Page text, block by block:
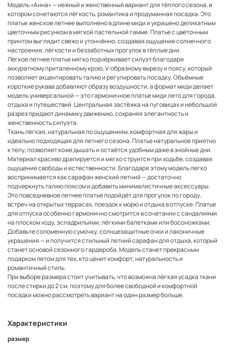
Модель «Анна» — нежный и женственный вариант для тёплого сезона, в
котором сочетаются лёгкость, романтика и продуманная посадка. Это
платье женское летнее выполнено в длине миди и украшено деликатным
цветочным рисунком в мягкой пастельной гамме. Платье с цветочным
принтом выглядит свежо и утончённо, создавая ощущение солнечного
настроения, лёгкости и беззаботных прогулок в тёплые дни.
Лёгкое летнее платье мягко подчёркивает силуэт благодаря
аккуратному приталенному крою, V-образному вырезу и поясу, который
позволяет акцентировать талию и регулировать посадку. Объёмные
короткие рукава добавляют образу воздушности, а формат миди делает
модель универсальной — это гармоничное платье миди лето для города,
отдыха и путешествий. Центральная застёжка на пуговицах и небольшой
разрез придают динамику движению, сохраняя элегантность и
женственность силуэта.
Ткань лёгкая, натуральная по ощущениям, комфортная для жары и
идеально подходящая для летнего сезона. Платье натуральное приятно
к телу, позволяет коже дышать и остаётся удобным даже в знойные дни.
Материал красиво драпируется и мягко струится при ходьбе, создавая
ощущение свободы и естественности. Благодаря этому модель легко
воспринимается как сарафан женский летний — достаточно
подчеркнуть талию поясом и добавить минималистичные аксессуары.
Это повседневное летнее платье подойдёт для прогулок по городу,
встреч на открытых террасах, поездок к морю и отдыха в отпуске. Платье
для отпуска особенно гармонично смотрится в сочетании с сандалиями
на плоском ходу, эспадрильями, лёгкими балетками или босоножками.
Добавьте соломенную сумочку, солнцезащитные очки и лаконичные
украшения — и получится стильный летний сарафан для отдыха, который
станет основой сезонного гардероба. Модель станет прекрасным
подарком летом для тех, кто ценит комфорт, натуральность и
романтичный стиль.
При выборе размера стоит учитывать, что возможна лёгкая усадка ткани
после стирки до 2 см, поэтому для более свободной и комфортной
посадки можно рассмотреть вариант на один размер больше.
Характеристики
размер